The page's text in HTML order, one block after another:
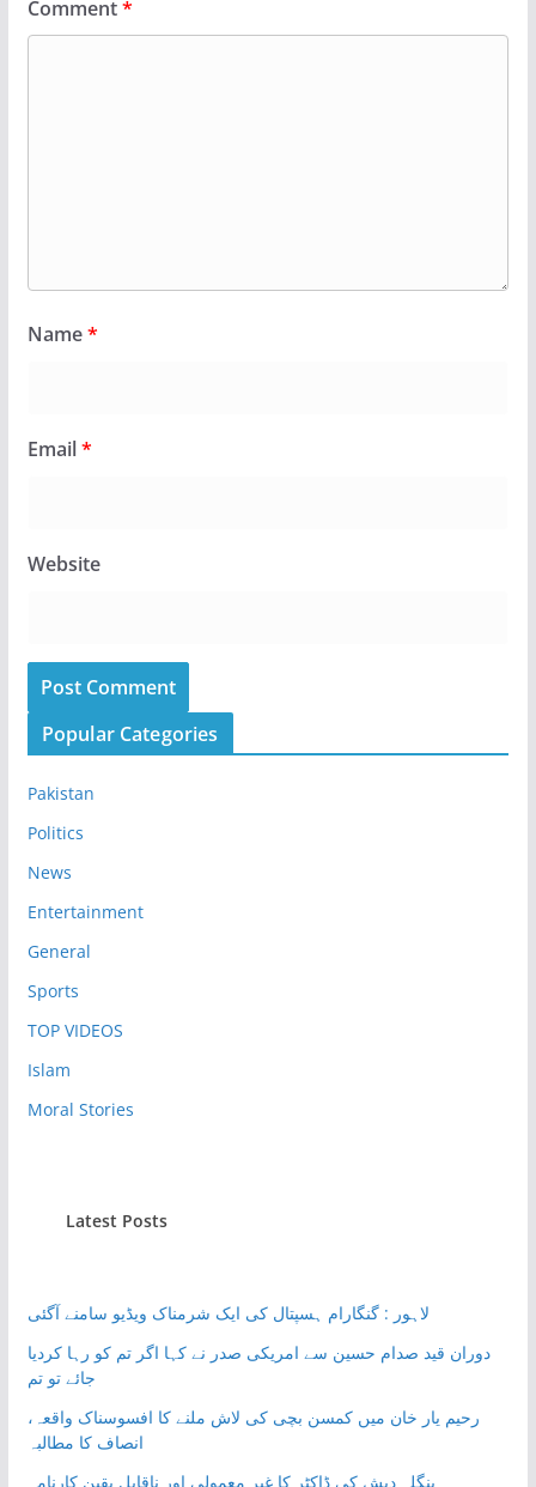
Comment*
Name*
Email*
Website
Popular Categories
Pakistan
Politics
News
Entertainment
General
Sports
TOP VIDEOS
Islam
Moral Stories
Latest Posts
لاہور : گنگارام ہسپتال کی ایک شرمناک ویڈیو سامنے آگئی
دوران قید صدام حسین سے امریکی صدر نے کہا اگر تم کو رہا کردیا
جائے تو تم
رحیم یار خان میں کمسن بچی کی لاش ملنے کا افسوسناک واقعہ،
انصاف کا مطالبہ
بنگلہ دیش کی ڈاکٹر کا غیر معمولی اور ناقابلِ یقین کارنامہ